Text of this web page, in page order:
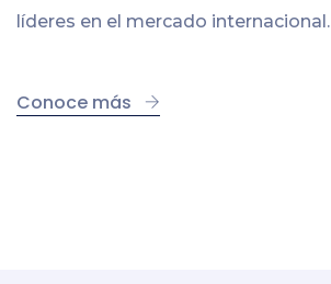
líderes en el mercado internacional.
Conoce más